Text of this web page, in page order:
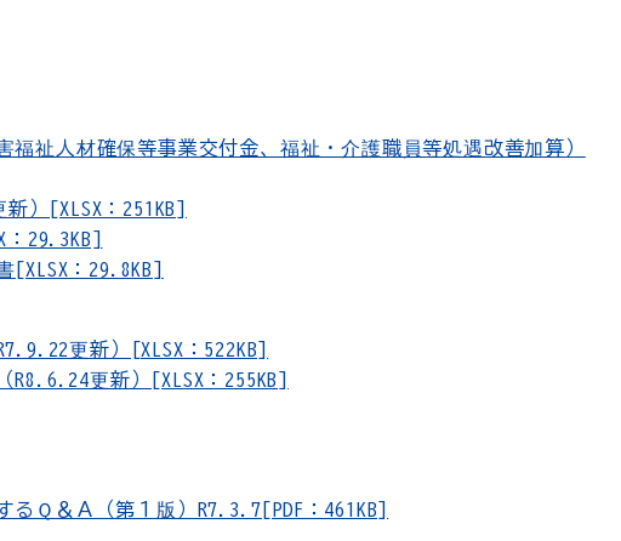
福祉人材確保等事業交付金、福祉・介護職員等処遇改善加算）
）[XLSX：251KB]
：29.3KB]
[XLSX：29.8KB]
更新）[XLSX：522KB]
R8.6.24更新）[XLSX：255KB]
Ｑ＆Ａ（第１版）R7.3.7[PDF：461KB]